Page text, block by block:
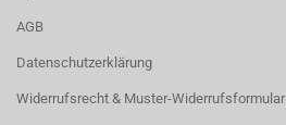
AGB
Datenschutzerklärung
Widerrufsrecht & Muster-Widerrufsformular